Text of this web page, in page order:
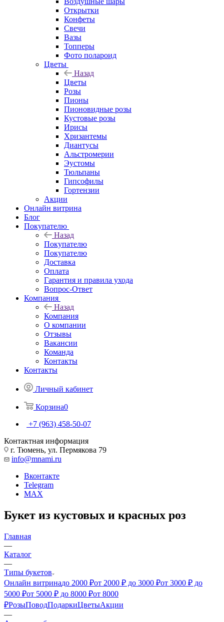
Открытки
Конфеты
Свечи
Вазы
Топперы
Фото полароид
Цветы
Назад
Цветы
Розы
Пионы
Пионовидные розы
Кустовые розы
Ирисы
Хризантемы
Диантусы
Альстромерии
Эустомы
Тюльпаны
Гипсофилы
Гортензии
Акции
Онлайн витрина
Блог
Покупателю
Назад
Покупателю
Покупателю
Доставка
Оплата
Гарантия и правила ухода
Вопрос-Ответ
Компания
Назад
Компания
О компании
Отзывы
Вакансии
Команда
Контакты
Контакты
Личный кабинет
Корзина0
+7 (963) 458-50-07
Контактная информация
г. Тюмень, ул. Пермякова 79
info@mnami.ru
Вконтакте
Telegram
MAX
Букет из кустовых и красных роз
Главная
—
Каталог
—
Типы букетов
Онлайн витринадо 2000 ₽от 2000 ₽ до 3000 ₽от 3000 ₽ до
5000 ₽от 5000 ₽ до 8000 ₽от 8000
₽РозыПоводПодаркиЦветыАкции
—